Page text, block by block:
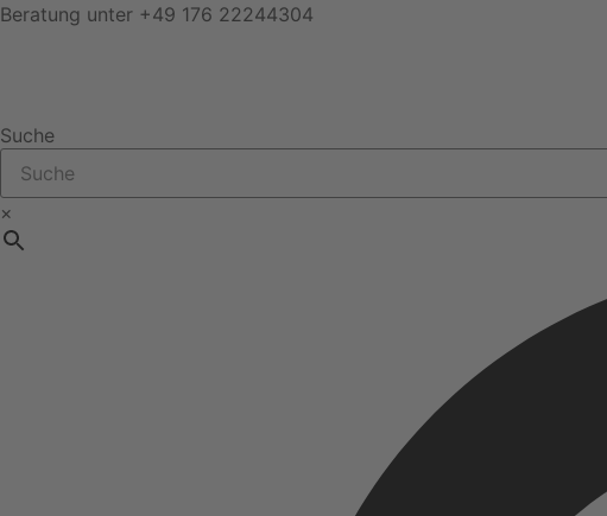
Zum
Beratung unter +49 176 22244304
Suche
×